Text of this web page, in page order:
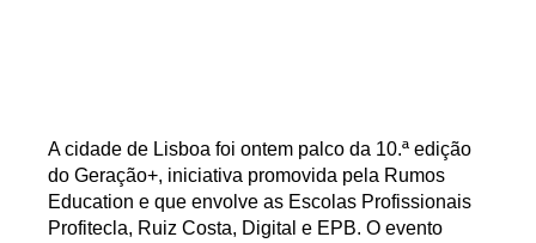
A cidade de Lisboa foi ontem palco da 10.ª edição
do Geração+, iniciativa promovida pela Rumos
Education e que envolve as Escolas Profissionais
Profitecla, Ruiz Costa, Digital e EPB. O evento